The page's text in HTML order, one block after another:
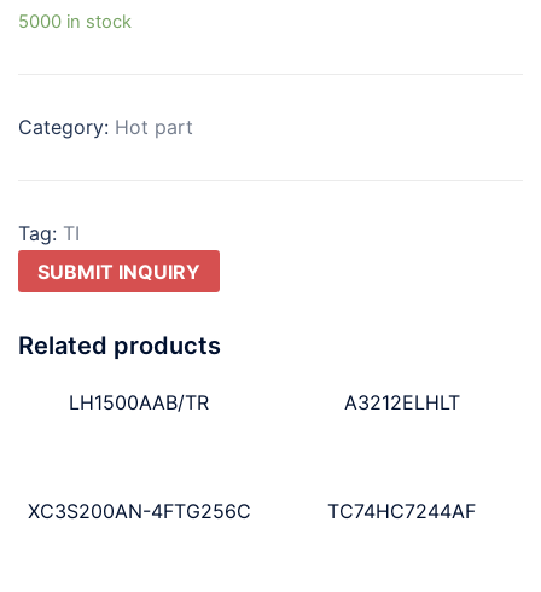
5000 in stock
Category: Hot part
Tag: TI
SUBMIT INQUIRY
Related products
LH1500AAB/TR A3212ELHLT
XC3S200AN-4FTG256C TC74HC7244AF